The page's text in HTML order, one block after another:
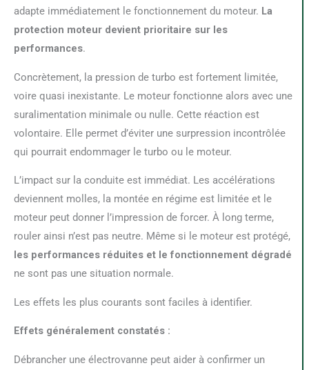
adapte immédiatement le fonctionnement du moteur. La
protection moteur devient prioritaire sur les
performances.
Concrètement, la pression de turbo est fortement limitée,
voire quasi inexistante. Le moteur fonctionne alors avec une
suralimentation minimale ou nulle. Cette réaction est
volontaire. Elle permet d’éviter une surpression incontrôlée
qui pourrait endommager le turbo ou le moteur.
L’impact sur la conduite est immédiat. Les accélérations
deviennent molles, la montée en régime est limitée et le
moteur peut donner l’impression de forcer. À long terme,
rouler ainsi n’est pas neutre. Même si le moteur est protégé,
les performances réduites et le fonctionnement dégradé
ne sont pas une situation normale.
Les effets les plus courants sont faciles à identifier.
Effets généralement constatés :
Débrancher une électrovanne peut aider à confirmer un